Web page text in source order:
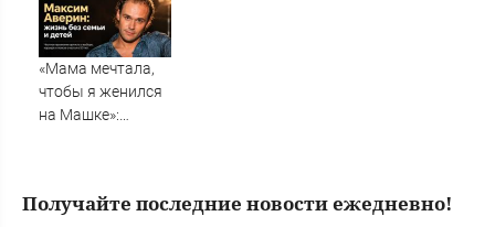
картины из-за
долгов
«Мама мечтала,
чтобы я женился
на Машке»:
официального
Получайте последние новости ежедневно!